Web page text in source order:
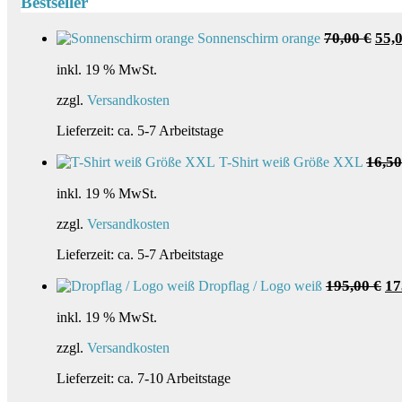
Sonnenschirm orange 70,00€
inkl. 19 % MwSt.
zzgl. Versandkosten
Lieferzeit: ca. 5-7 Arbeitstage
T-Shirt weiß Größe XXL
inkl. 19 % MwSt.
zzgl. Versandkosten
Lieferzeit: ca. 5-7 Arbeitstage
Dropflag / Logo weiß 195,00€
inkl. 19 % MwSt.
zzgl. Versandkosten
Lieferzeit: ca. 7-10 Arbeitstage